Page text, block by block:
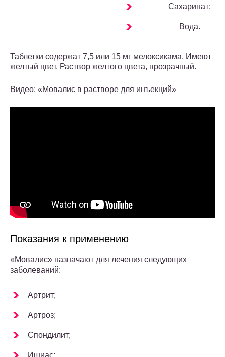
Сахаринат;
Вода.
Таблетки содержат 7,5 или 15 мг мелоксикама. Имеют
желтый цвет. Раствор желтого цвета, прозрачный.
Видео: «Мовалис в растворе для инъекций»
Показания к применению
«Мовалис» назначают для лечения следующих
заболеваний:
Артрит;
Артроз;
Спондилит;